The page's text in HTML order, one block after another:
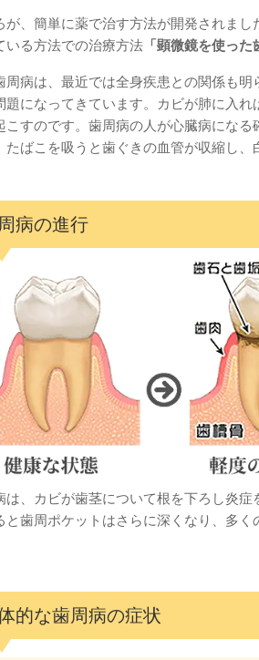
が、簡単に薬で治す方法が開発されま
いる方法での治療方法 「顕微鏡を使った
周病は、最近では全身疾患との関係も
題になってきています。カビが肺に入
こすのです。歯周病の人が心臓病にな
たばこを吸うと歯ぐきの血管が収縮し
病の進行
は、カビが歯茎について根を下ろし炎
と歯周ポケットはさらに深くなり、多
的な歯周病の症状